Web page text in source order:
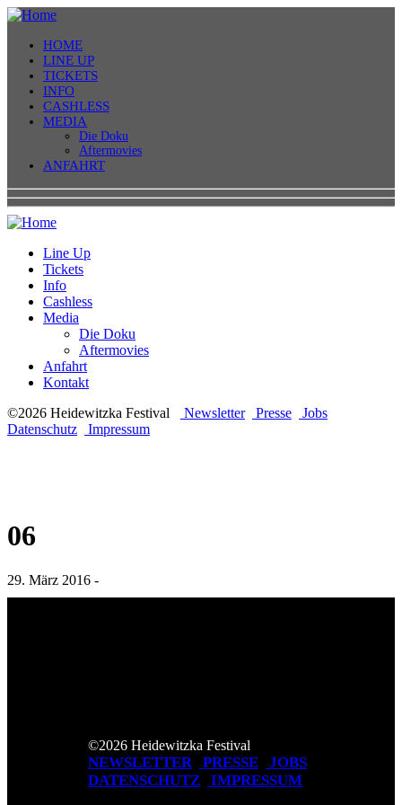
HOME
LINE UP
TICKETS
INFO
CASHLESS
MEDIA
Die Doku
Aftermovies
ANFAHRT
Line Up
Tickets
Info
Cashless
Media
Die Doku
Aftermovies
Anfahrt
Kontakt
©2026 Heidewitzka Festival
Newsletter Presse
Jobs
Datenschutz
Impressum
06
29. März 2016 -
©2026 Heidewitzka Festival
NEWSLETTER PRESSE
JOBS
DATENSCHUTZ
IMPRESSUM